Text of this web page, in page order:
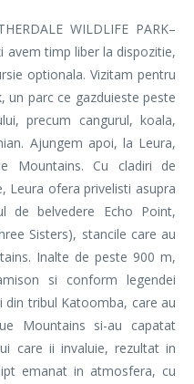
WILDLIFE PARK–
avem timp liber la dispozitie,
optionala. Vizitam pentru
un parc ce gazduieste peste
precum cangurul, koala,
Ajungem apoi, la Leura,
Mountains. Cu cladiri de
Leura ofera privelisti asupra
de belvedere Echo Point,
Sisters), stancile care au
Inalte de peste 900 m,
si conform legendei
tribul Katoomba, care au
Mountains si-au capatat
care ii invaluie, rezultat in
emanat in atmosfera, cu